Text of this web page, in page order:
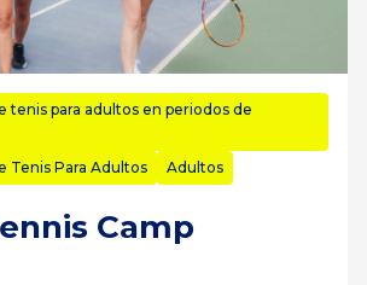
tenis para adultos en periodos de
Tenis Para Adultos
Adultos
Camp